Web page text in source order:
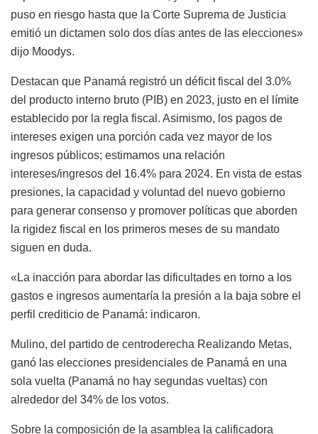
puso en riesgo hasta que la Corte Suprema de Justicia
emitió un dictamen solo dos días antes de las elecciones»
dijo Moodys.
Destacan que Panamá registró un déficit fiscal del 3.0%
del producto interno bruto (PIB) en 2023, justo en el límite
establecido por la regla fiscal. Asimismo, los pagos de
intereses exigen una porción cada vez mayor de los
ingresos públicos; estimamos una relación
intereses/ingresos del 16.4% para 2024. En vista de estas
presiones, la capacidad y voluntad del nuevo gobierno
para generar consenso y promover políticas que aborden
la rigidez fiscal en los primeros meses de su mandato
siguen en duda.
«La inacción para abordar las dificultades en torno a los
gastos e ingresos aumentaría la presión a la baja sobre el
perfil crediticio de Panamá: indicaron.
Mulino, del partido de centroderecha Realizando Metas,
ganó las elecciones presidenciales de Panamá en una
sola vuelta (Panamá no hay segundas vueltas) con
alrededor del 34% de los votos.
Sobre la composición de la asamblea la calificadora